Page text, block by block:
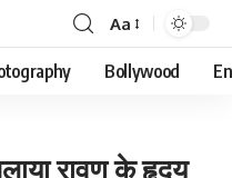
Font
Resizer
Aa
Bollywood
रावण के हृदय